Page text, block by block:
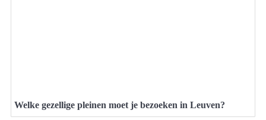
Welke gezellige pleinen moet je bezoeken in Leuven?